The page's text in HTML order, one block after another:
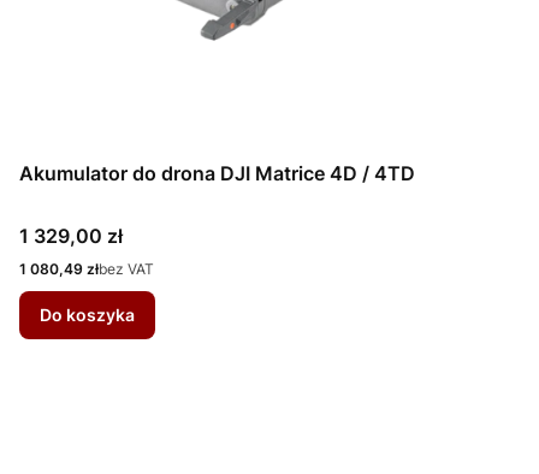
Akumulator do drona DJI Matrice 4D / 4TD
Cena
1 329,00 zł
Cena
1 080,49 złbez VAT
Do koszyka